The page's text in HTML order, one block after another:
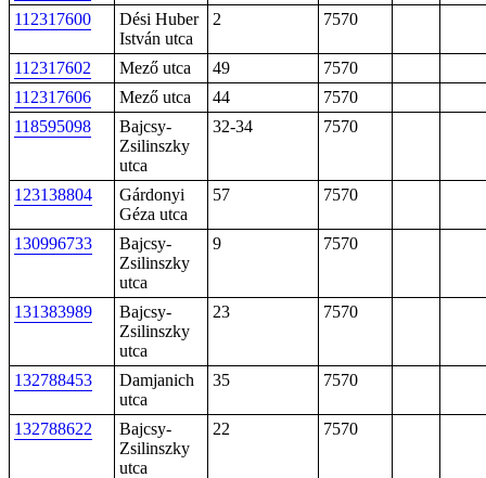
112317600
Dési Huber
István utca
2 7570
112317602 Mező utca 49
7570
112317606
Mező utca 44
7570
118595098
Bajcsy-
Zsilinszky
utca
32-34 7570
123138804
Gárdonyi
Géza utca
57 7570
130996733
Bajcsy-
Zsilinszky
utca
9 7570
131383989
Bajcsy-
Zsilinszky
utca
23 7570
132788453
Damjanich
utca
35 7570
132788622
Bajcsy-
Zsilinszky
utca
22 7570